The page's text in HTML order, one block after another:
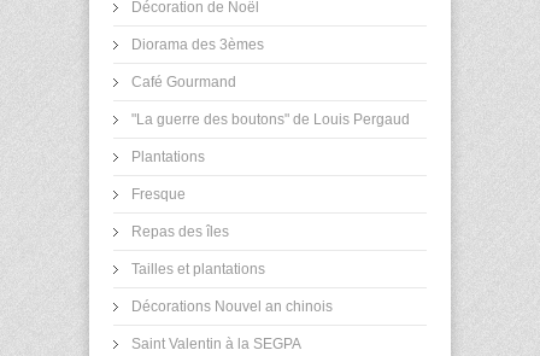
Décoration de Noël
Diorama des 3èmes
Café Gourmand
"La guerre des boutons" de Louis Pergaud
Plantations
Fresque
Repas des îles
Tailles et plantations
Décorations Nouvel an chinois
Saint Valentin à la SEGPA